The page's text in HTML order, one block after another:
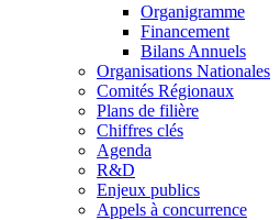
Organigramme
Financement
Bilans Annuels
Organisations Nationales
Comités Régionaux
Plans de filière
Chiffres clés
Agenda
R&D
Enjeux publics
Appels à concurrence